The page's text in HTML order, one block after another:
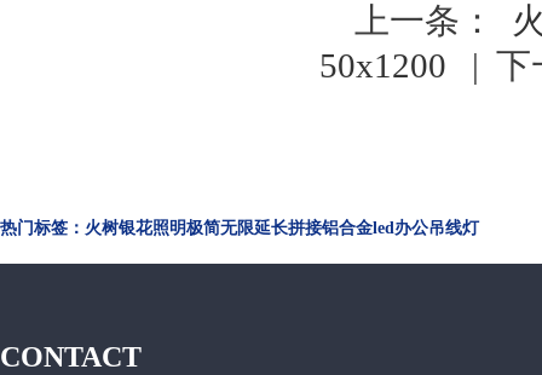
上一条：
50x1200
| 下
热门标签：火树银花照明极简无限延长拼接铝合金led办公吊线灯
CONTACT